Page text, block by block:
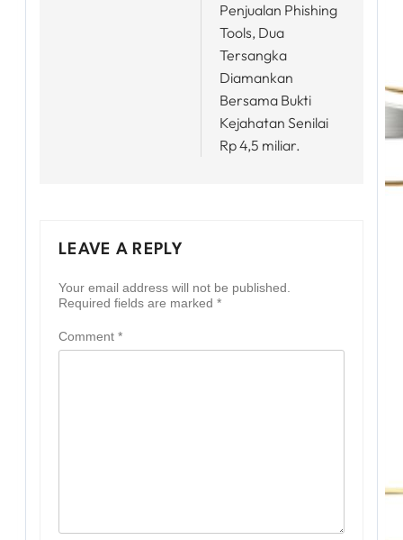
Penjualan Phishing
Tools, Dua
Tersangka
Diamankan
Bersama Bukti
Kejahatan Senilai
Rp 4,5 miliar.
LEAVE A REPLY
Your email address will not be published.
Required fields are marked *
Comment *